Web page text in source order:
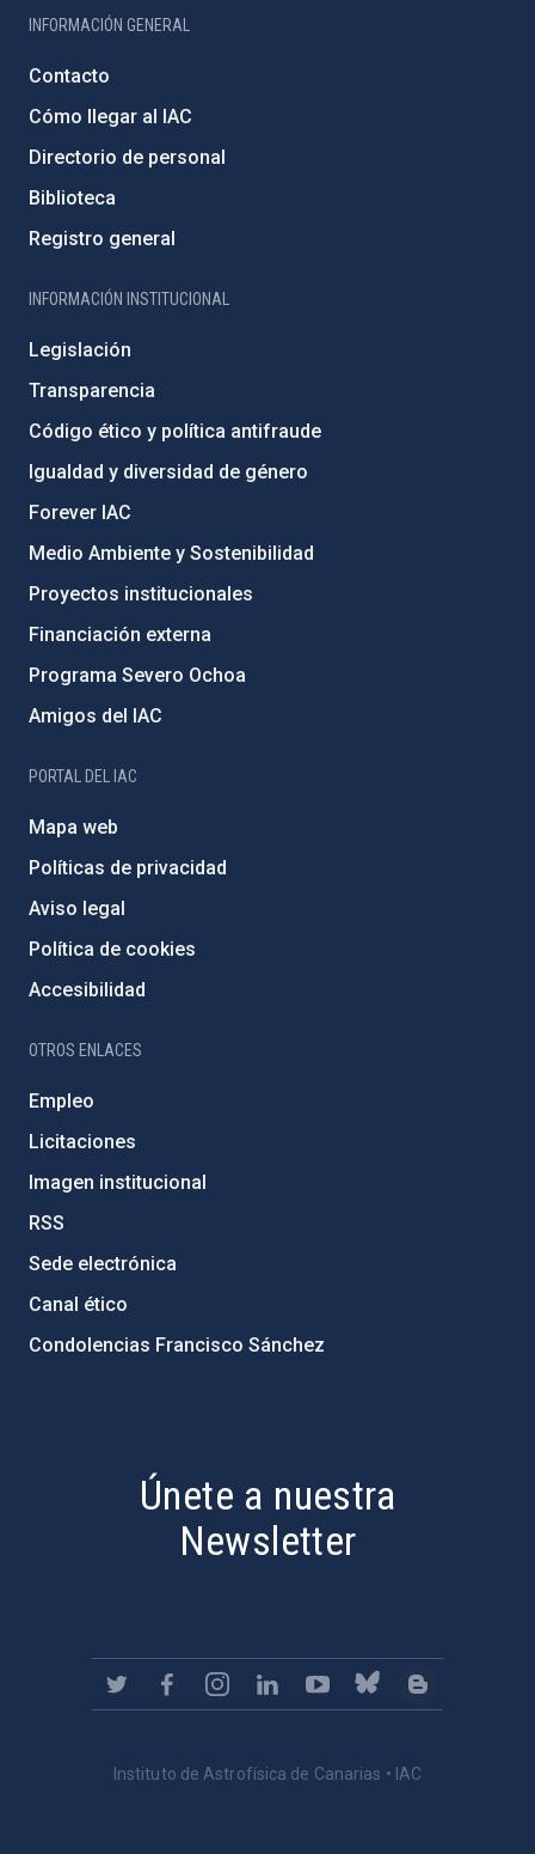
INFORMACIÓN GENERAL
Contacto
Cómo llegar al IAC
Directorio de personal
Biblioteca
Registro general
INFORMACIÓN INSTITUCIONAL
Legislación
Transparencia
Código ético y política antifraude
Igualdad y diversidad de género
Forever IAC
Medio Ambiente y Sostenibilidad
Proyectos institucionales
Financiación externa
Programa Severo Ochoa
Amigos del IAC
PORTAL DEL IAC
Mapa web
Políticas de privacidad
Aviso legal
Política de cookies
Accesibilidad
OTROS ENLACES
Empleo
Licitaciones
Imagen institucional
RSS
Sede electrónica
Canal ético
Condolencias Francisco Sánchez
Únete a nuestra
Newsletter
Instituto de Astrofísica de Canarias • IAC